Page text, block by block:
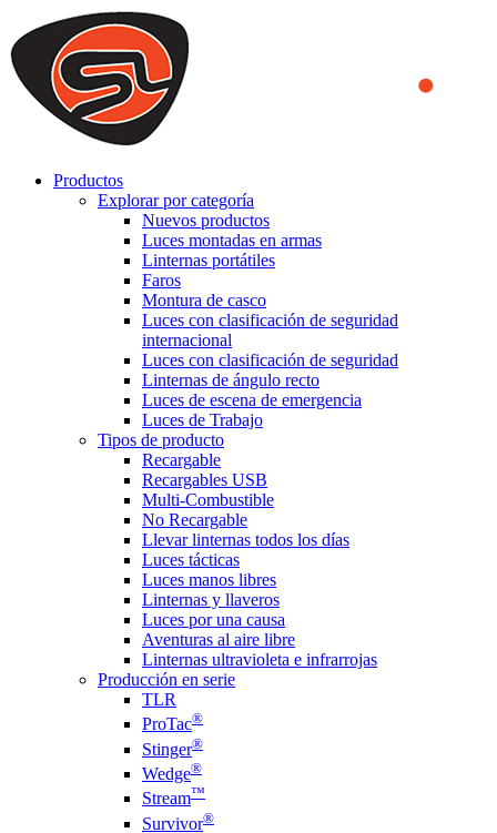
We use cookies to ensure that we provide you the best experience
on our website. By continuing to browse this website, you accept
that cookies are used to help us analyze how the website is used and
to offer you a better experience. To learn more or to find out how
you can disable cookies, you can access our
Productos
Explorar por categoría
Nuevos productos
Luces montadas en armas
Linternas portátiles
Faros
Montura de casco
Luces con clasificación de seguridad
internacional
Luces con clasificación de seguridad
Linternas de ángulo recto
Luces de escena de emergencia
Luces de Trabajo
Tipos de producto
Recargable
Recargables USB
Multi-Combustible
No Recargable
Llevar linternas todos los días
Luces tácticas
Luces manos libres
Linternas y llaveros
Luces por una causa
Aventuras al aire libre
Linternas ultravioleta e infrarrojas
Producción en serie
TLR
ProTac®
Stinger®
Wedge®
Stream™
Survivor®